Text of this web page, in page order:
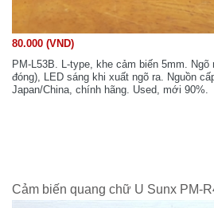
80.000 (VND)
PM-L53B. L-type, khe cảm biến 5mm.
đóng), LED sáng khi xuất ngõ ra. Nguồn
Japan/China, chính hãng. Used, mới 90%.
Cảm biến quang chữ U Sunx PM-